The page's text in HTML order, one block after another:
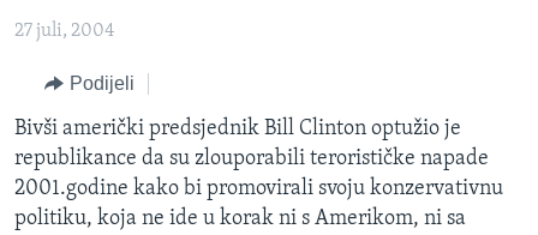
glavnu
navigaciju
pretragu
VIJESTI
SJEDINJENE AMERIČKE DRŽAVE
BOSNA I HERCEGOVINA
SVIJET
NAUKA I TEHNOLOGIJA
SPECIJALNI PROJEKTI
KORUPCIJA
SLOBODA MEDIJA
27 juli, 2004
Podijeli
Bivši američki predsjednik Bill Clinton optužio je
republikance da su zlouporabili terorističke napade
2001.godine kako bi promovirali svoju konzervativnu
politiku, koja ne ide u korak ni s Amerikom, ni sa